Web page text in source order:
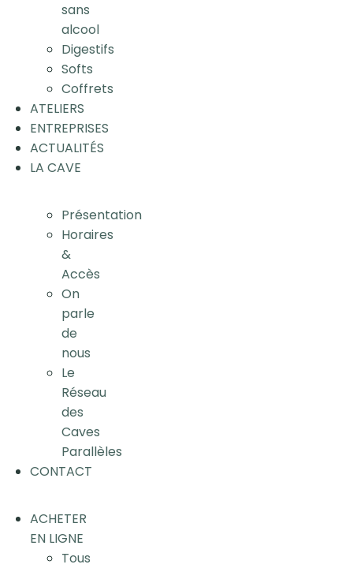
sans
alcool
Digestifs
Softs
Coffrets
ATELIERS
ENTREPRISES
ACTUALITÉS
LA CAVE
Présentation
Horaires
&
Accès
On
parle
de
nous
Le
Réseau
des
Caves
Parallèles
CONTACT
ACHETER
EN LIGNE
Tous